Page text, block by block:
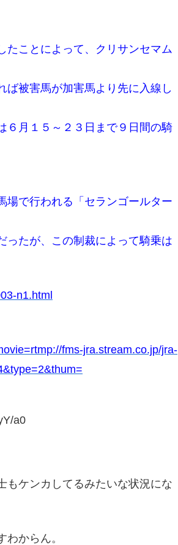
たことによって、クリサンセマム
ば被害馬が加害馬より先に入線し
６月１５～２３日まで９日間の騎
場で行われる「セランゴールター
ったが、この制裁によって騎乗は
n1.html
fms-jra.stream.co.jp/jra-
a0
もケンカしてるみたいな状況にな
からん。